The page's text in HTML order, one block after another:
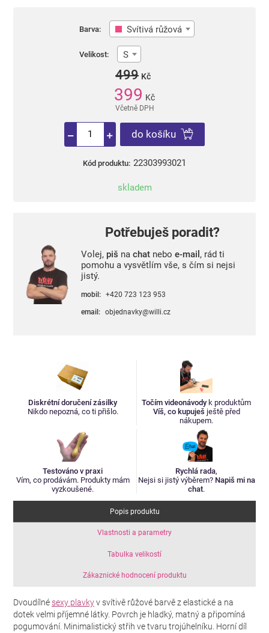
Barva: Svítivá růžová
Velikost: S
499 Kč
399 Kč
Včetně DPH
do košíku
Kód produktu: 22303993021
skladem
Potřebuješ poradit?
Volej, piš na chatnebo e-mail , rád ti
pomohu a vysvětlím vše, s čím si nejsi
jistý.
mobil: +420 723 123 953
email: objednavky@willi.cz
Diskrétní doručení zásilky
Nikdo nepozná, co ti přišlo.
Točím videonávody k produktům
Víš, co kupuješ ještě před
nákupem.
Testováno v praxi
Vím, co prodávám. Produkty mám
vyzkoušené.
Rychlá rada,
Nejsi si jistý výběrem? Napiš mi na
chat.
Popis produktu
Vlastnosti a parametry
Tabulka velikostí
Zákaznické hodnocení produktu
Dvoudílnésexy plavkyv svítivě růžové barvě z elastické a na
dotek velmi příjemné látky. Povrch je hladký, matný a připomíná
pogumování. Minimalistický střih ve tvaru trojúhelníku. Horní díl